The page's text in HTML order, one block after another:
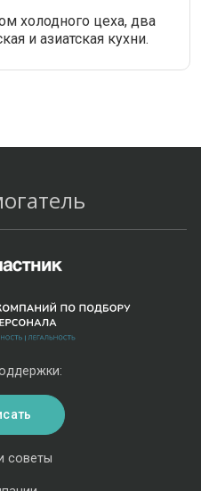
холодного цеха, два
и азиатская кухни.
советы